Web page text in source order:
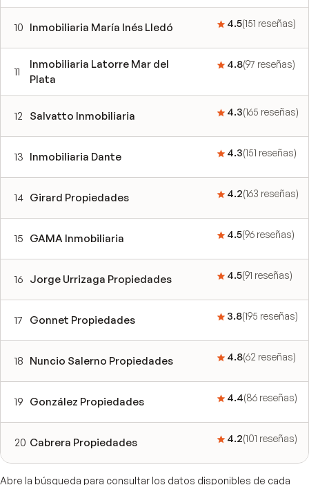
10 Inmobiliaria María Inés Lledó 4.5(151 reseñas)
11
Inmobiliaria Latorre Mar del
Plata
4.8(97 reseñas)
12 Salvatto Inmobiliaria 4.3(165 reseñas)
13 Inmobiliaria Dante 4.3(151 reseñas)
14 Girard Propiedades 4.2(163 reseñas)
15 GAMA Inmobiliaria 4.5(96 reseñas)
16 Jorge Urrizaga Propiedades 4.5(91 reseñas)
17 Gonnet Propiedades 3.8(195 reseñas)
18 Nuncio Salerno Propiedades 4.8(62 reseñas)
19 González Propiedades 4.4(86 reseñas)
20 Cabrera Propiedades 4.2(101 reseñas)
Abre la búsqueda para consultar los datos disponibles de cada